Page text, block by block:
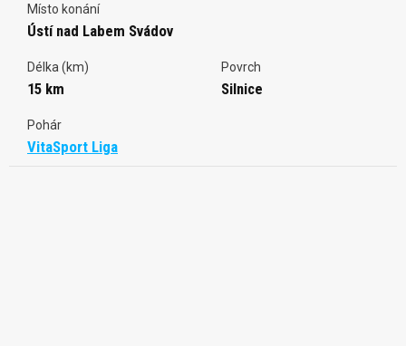
Místo konání
Ústí nad Labem Svádov
Délka (km)
15 km
Povrch
Silnice
Pohár
VitaSport Liga